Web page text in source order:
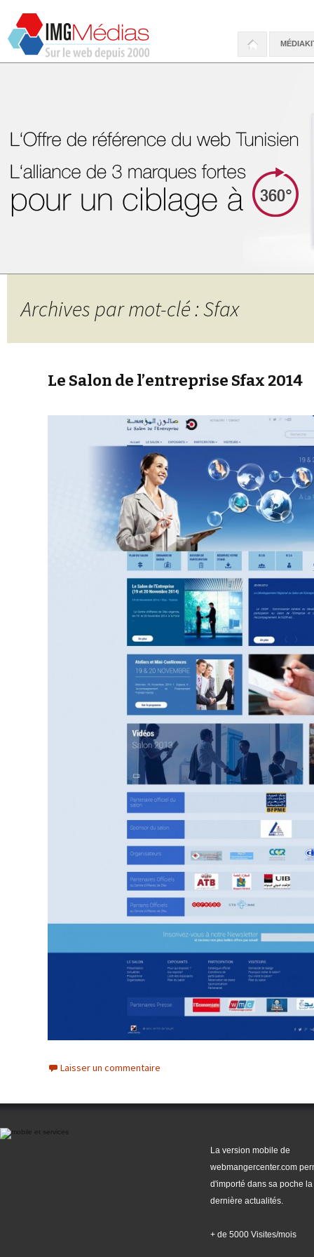
Archives par mot-clé : Sfax
Le Salon de l’entreprise Sfax 2014
Laisser un commentaire
La version mobile de
webmangercenter.com
d'importé dans sa poche la
dernière actualités.
+ de 5000 Visites/mois